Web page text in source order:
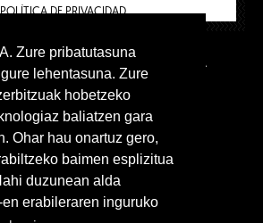
POLÍTICA DE PRIVACIDAD
BIZILAN.EUS
TIENDA
🔑
Euskera Castellano
Zure pribatutasuna
lehentasuna. Zure
hobetzeko
baliatzen gara
Ohar hau onartuz gero,
baimen esplizitua
duzunean alda
erabileraren inguruko